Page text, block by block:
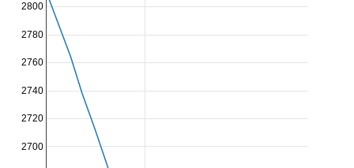
2700
2720
2740
2760
2780
2800